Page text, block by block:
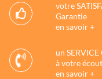
votre
Garantie
en savoir +
un SERVICE
à votre
en savoir +